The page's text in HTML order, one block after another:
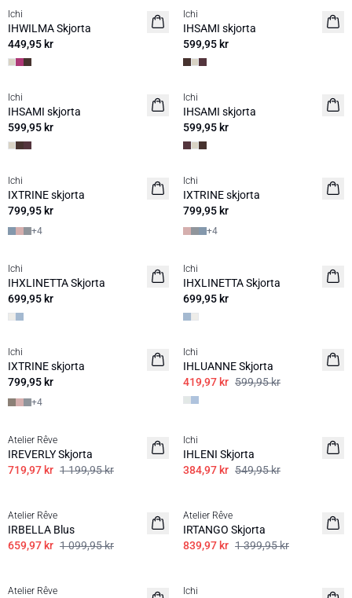
Ichi
IHWILMA Skjorta
449,95 kr
Ichi
IHSAMI skjorta
599,95 kr
Ichi
IHSAMI skjorta
599,95 kr
Ichi
IHSAMI skjorta
599,95 kr
Ichi
IXTRINE skjorta
799,95 kr
+4
Ichi
IXTRINE skjorta
799,95 kr
+4
Ichi
IHXLINETTA Skjorta
699,95 kr
Ichi
IHXLINETTA Skjorta
699,95 kr
Ichi
IXTRINE skjorta
799,95 kr
+4
SALE | 30%
Ichi
IHLUANNE Skjorta
419,97 kr 599,95 kr
Atelier Rêve
IREVERLY Skjorta
719,97 kr 1 199,95 kr
Ichi
IHLENI Skjorta
384,97 kr 549,95 kr
Atelier Rêve
IRBELLA Blus
659,97 kr 1 099,95 kr
Atelier Rêve
IRTANGO Skjorta
839,97 kr 1 399,95 kr
Atelier Rêve Ichi